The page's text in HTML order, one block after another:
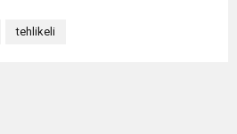
tehlikeli